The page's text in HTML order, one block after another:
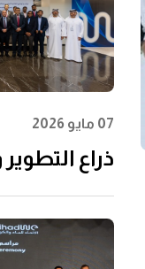
07 مايو 2026
ذراع التطوير
والكهرباء"
إن إم دي سي